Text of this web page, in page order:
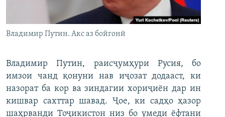
Владимир Путин. Акс аз бойгонӣ
Владимир Путин, раисҷумҳури Русия, бо
имзои чанд қонуни нав иҷозат додааст, ки
назорат ба кор ва зиндагии хориҷиён дар ин
кишвар сахттар шавад. Ҷое, ки садҳо ҳазор
шаҳрванди Тоҷикистон низ бо умеди ёфтани